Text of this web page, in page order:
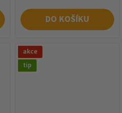
DO KOŠÍKU
akce
tip